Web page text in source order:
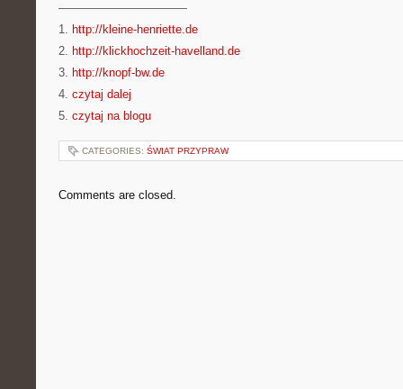
———————————
1. http://kleine-henriette.de
2. http://klickhochzeit-havelland.de
3. http://knopf-bw.de
4. czytaj dalej
5. czytaj na blogu
CATEGORIES: ŚWIAT PRZYPRAW
Comments are closed.